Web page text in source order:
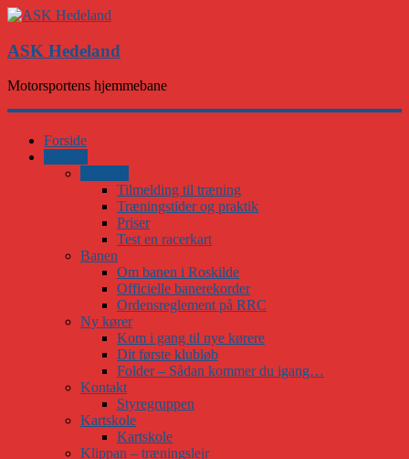
ASK Hedeland
Motorsportens hjemmebane
Forside
Tilmelding til træning
Træningstider og praktik
Priser
Test en racerkart
Banen
Om banen i Roskilde
Officielle banerekorder
Ordensreglement på RRC
Ny kører
Kom i gang til nye kørere
Dit første klubløb
Folder – Sådan kommer du igang…
Kontakt
Styregruppen
Kartskole
Kartskole
Klippan – træningslejr